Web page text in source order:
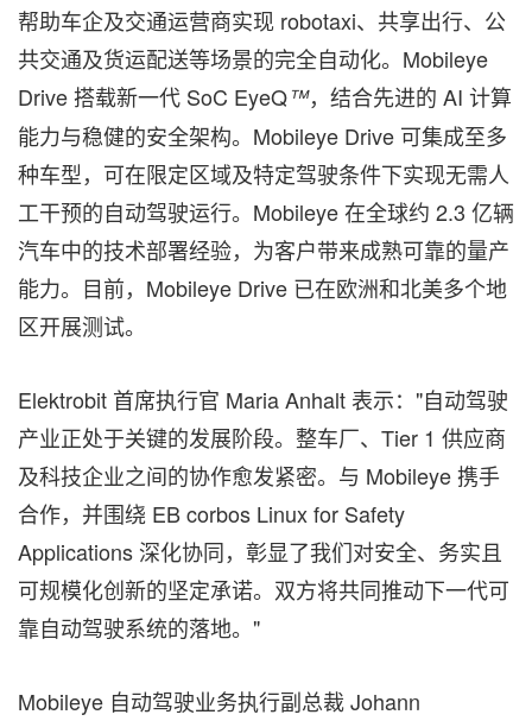
帮助车企及交通运营商实现 robotaxi、共享出行、公
共交通及货运配送等场景的完全自动化。Mobileye
Drive 搭载新一代 SoC EyeQ™，结合先进的 AI 计算
能力与稳健的安全架构。Mobileye Drive 可集成至多
种车型，可在限定区域及特定驾驶条件下实现无需人
工干预的自动驾驶运行。Mobileye 在全球约 2.3 亿辆
汽车中的技术部署经验，为客户带来成熟可靠的量产
能力。目前，Mobileye Drive 已在欧洲和北美多个地
区开展测试。
Elektrobit 首席执行官 Maria Anhalt 表示："自动驾驶
产业正处于关键的发展阶段。整车厂、Tier 1 供应商
及科技企业之间的协作愈发紧密。与 Mobileye 携手
合作，并围绕 EB corbos Linux for Safety
Applications 深化协同，彰显了我们对安全、务实且
可规模化创新的坚定承诺。双方将共同推动下一代可
靠自动驾驶系统的落地。"
Mobileye 自动驾驶业务执行副总裁 Johann